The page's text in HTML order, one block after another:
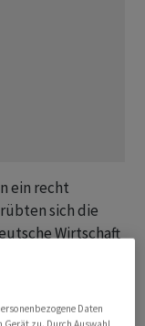
ein recht
sich die
Wirtschaft
dritten
ebenso
Daten